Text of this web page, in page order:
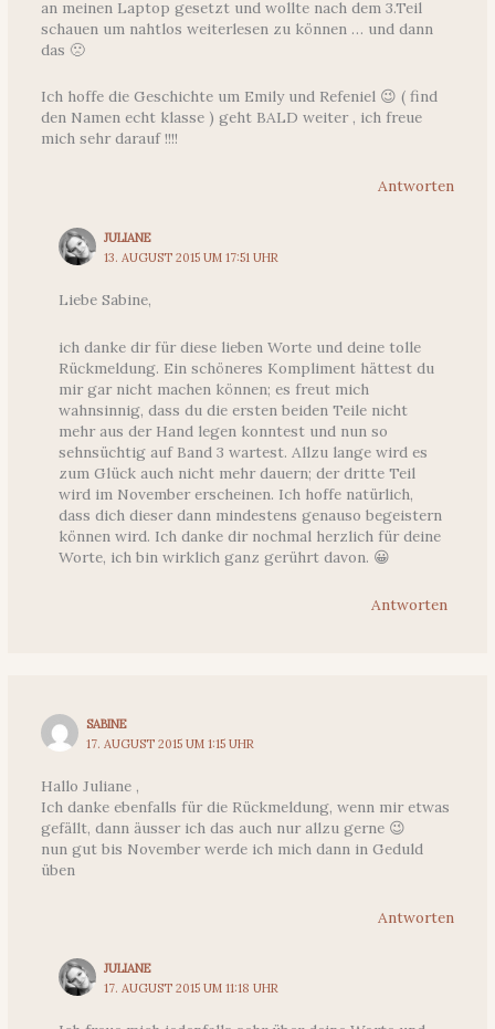
an meinen Laptop gesetzt und wollte nach dem 3.Teil
schauen um nahtlos weiterlesen zu können … und dann
das 🙁
Ich hoffe die Geschichte um Emily und Refeniel 😉 ( find
den Namen echt klasse ) geht BALD weiter , ich freue
mich sehr darauf !!!!
Antworten
JULIANE
13. AUGUST 2015 UM 17:51 UHR
Liebe Sabine,
ich danke dir für diese lieben Worte und deine tolle
Rückmeldung. Ein schöneres Kompliment hättest du
mir gar nicht machen können; es freut mich
wahnsinnig, dass du die ersten beiden Teile nicht
mehr aus der Hand legen konntest und nun so
sehnsüchtig auf Band 3 wartest. Allzu lange wird es
zum Glück auch nicht mehr dauern; der dritte Teil
wird im November erscheinen. Ich hoffe natürlich,
dass dich dieser dann mindestens genauso begeistern
können wird. Ich danke dir nochmal herzlich für deine
Worte, ich bin wirklich ganz gerührt davon. 😀
Antworten
SABINE
17. AUGUST 2015 UM 1:15 UHR
Hallo Juliane ,
Ich danke ebenfalls für die Rückmeldung, wenn mir etwas
gefällt, dann äusser ich das auch nur allzu gerne 😉
nun gut bis November werde ich mich dann in Geduld
üben
Antworten
JULIANE
17. AUGUST 2015 UM 11:18 UHR